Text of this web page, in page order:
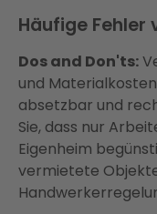
Häufige Fehler
Dos and Don'ts:
und
absetzbar und
Sie, dass nur
Eigenheim
vermietete